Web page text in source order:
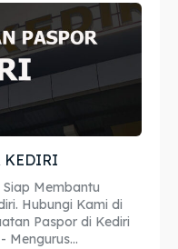
KEDIRI
Membantu
Hubungi Kami di
Paspor di Kediri
Mengurus...